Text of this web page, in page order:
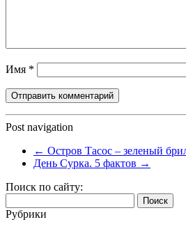
Имя *
Post navigation
← Остров Тасос – зеленый
День Сурка. 5 фактов →
Поиск по сайту:
Рубрики